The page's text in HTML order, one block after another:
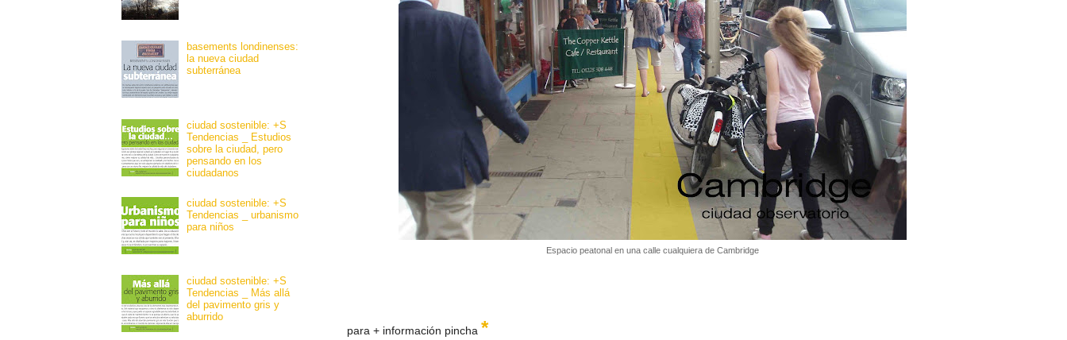
Espacio peatonal en una calle cualquiera de Cambridge
para + información pincha *
basements londinenses:
la nueva ciudad
subterránea
ciudad sostenible: +S
Tendencias _ Estudios
sobre la ciudad, pero
pensando en los
ciudadanos
ciudad sostenible: +S
Tendencias _ urbanismo
para niños
ciudad sostenible: +S
Tendencias _ Más allá
del pavimento gris y
aburrido